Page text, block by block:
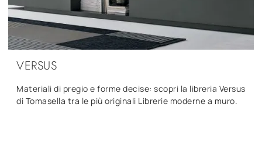
VERSUS
Materiali di pregio e forme decise: scopri la libreria Versus
di Tomasella tra le più originali Librerie moderne a muro.